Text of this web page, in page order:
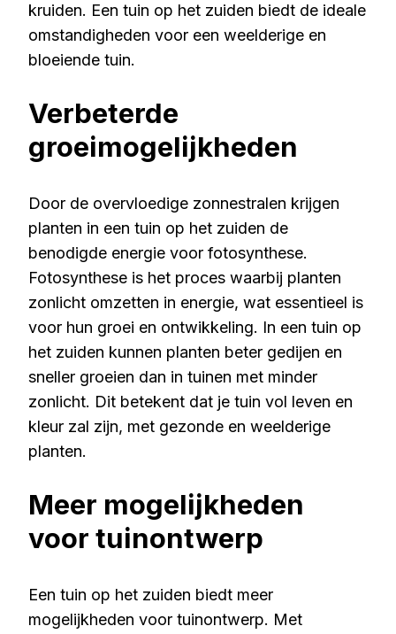
kruiden. Een tuin op het zuiden biedt de ideale
omstandigheden voor een weelderige en
bloeiende tuin.
Verbeterde
groeimogelijkheden
Door de overvloedige zonnestralen krijgen
planten in een tuin op het zuiden de
benodigde energie voor fotosynthese.
Fotosynthese is het proces waarbij planten
zonlicht omzetten in energie, wat essentieel is
voor hun groei en ontwikkeling. In een tuin op
het zuiden kunnen planten beter gedijen en
sneller groeien dan in tuinen met minder
zonlicht. Dit betekent dat je tuin vol leven en
kleur zal zijn, met gezonde en weelderige
planten.
Meer mogelijkheden
voor tuinontwerp
Een tuin op het zuiden biedt meer
mogelijkheden voor tuinontwerp. Met